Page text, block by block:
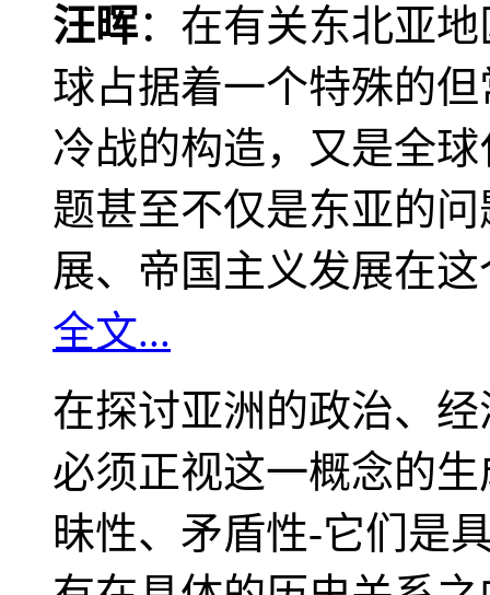
汪晖：在有关东北亚
球占据着一个特殊的
冷战的构造，又是全
题甚至不仅是东亚的
展、帝国主义发展在
全文...
在探讨亚洲的政治、
必须正视这一概念的
昧性、矛盾性-它们是